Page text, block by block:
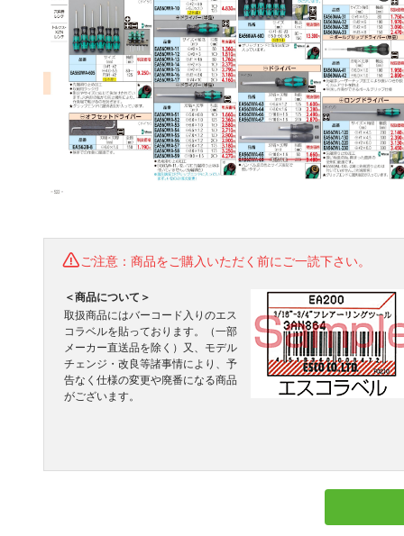
ご注意：商品をご購入いただく前にご一読下さい。
＜商品について＞
取扱商品にはバーコード入りのエス
コラベルを貼っております。（一部
メーカー直送品を除く）又、モデル
チェンジ・改良等諸事情により、予
告なく仕様の変更や廃番になる商品
がございます。